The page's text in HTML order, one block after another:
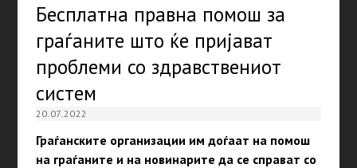
Бесплатна правна помош за
граѓаните што ќе пријават
проблеми со здравствениот
систем
20.07.2022
Граѓанските организации им доѓаат на помош
на граѓаните и на новинарите да се справат со